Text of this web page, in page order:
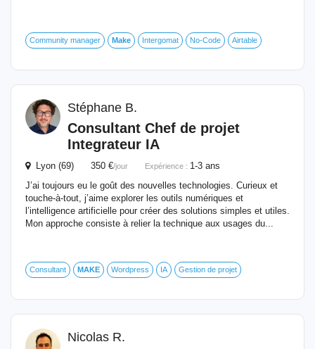
Community manager Make Intergomat No-Code Airtable
Stéphane B.
Consultant Chef de projet
Integrateur IA
Lyon (69) 350 €/jour Expérience : 1-3 ans
J’ai toujours eu le goût des nouvelles technologies. Curieux et
touche-à-tout, j’aime explorer les outils numériques et
l’intelligence artificielle pour créer des solutions simples et utiles.
Mon approche consiste à relier la technique aux usages du...
Consultant MAKE Wordpress IA Gestion de projet
Nicolas R.